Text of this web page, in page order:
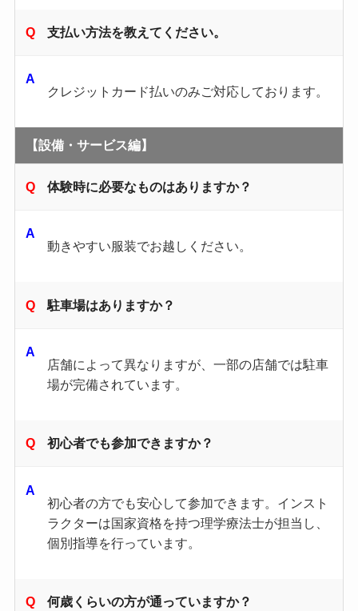
支払い方法を教えてください。
クレジットカード払いのみご対応しております。
【設備・サービス編】
体験時に必要なものはありますか？
動きやすい服装でお越しください。
駐車場はありますか？
店舗によって異なりますが、一部の店舗では駐車
場が完備されています。
初心者でも参加できますか？
初心者の方でも安心して参加できます。インスト
ラクターは国家資格を持つ理学療法士が担当し、
個別指導を行っています。​
何歳くらいの方が通っていますか？